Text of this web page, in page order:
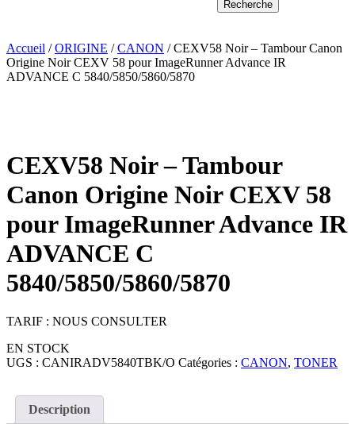
Accueil /ORIGINE /CANON / CEXV58 Noir – Tambour Canon
Origine Noir CEXV 58 pour ImageRunner Advance IR
ADVANCE C 5840/5850/5860/5870
CEXV58 Noir – Tambour
Canon Origine Noir CEXV 58
pour ImageRunner Advance IR
ADVANCE C
5840/5850/5860/5870
TARIF : NOUS CONSULTER
EN STOCK
UGS : CANIRADV5840TBK/O Catégories : CANON, TONER
Description